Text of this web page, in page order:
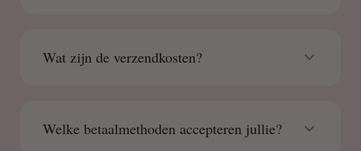
Wat zijn de verzendkosten?
Welke betaalmethoden accepteren jullie?